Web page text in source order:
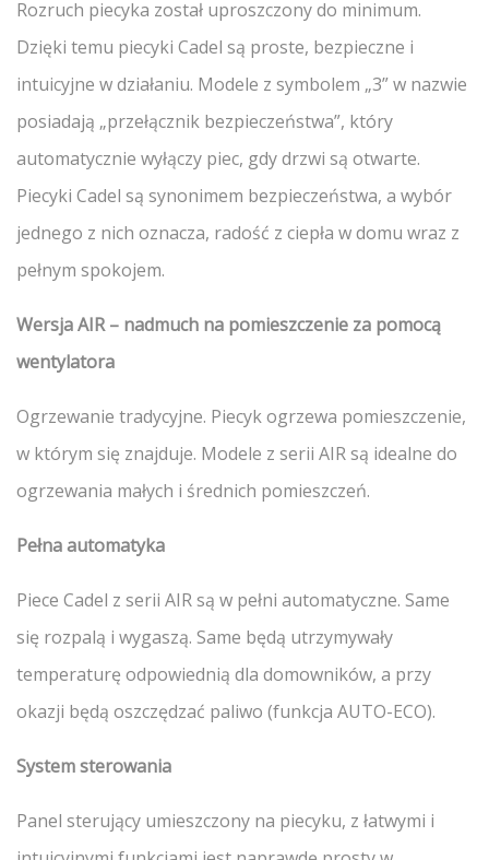
Rozruch piecyka został uproszczony do minimum.
Dzięki temu piecyki Cadel są proste, bezpieczne i
intuicyjne w działaniu. Modele z symbolem „3” w nazwie
posiadają „przełącznik bezpieczeństwa”, który
automatycznie wyłączy piec, gdy drzwi są otwarte.
Piecyki Cadel są synonimem bezpieczeństwa, a wybór
jednego z nich oznacza, radość z ciepła w domu wraz z
pełnym spokojem.
Wersja AIR – nadmuch na pomieszczenie za pomocą
wentylatora
Ogrzewanie tradycyjne. Piecyk ogrzewa pomieszczenie,
w którym się znajduje. Modele z serii AIR są idealne do
ogrzewania małych i średnich pomieszczeń.
Pełna automatyka
Piece Cadel z serii AIR są w pełni automatyczne. Same
się rozpalą i wygaszą. Same będą utrzymywały
temperaturę odpowiednią dla domowników, a przy
okazji będą oszczędzać paliwo (funkcja AUTO-ECO).
System sterowania
Panel sterujący umieszczony na piecyku, z łatwymi i